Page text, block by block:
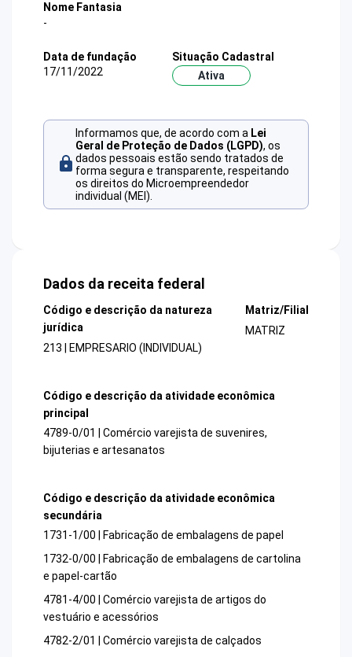
Nome Fantasia
-
Data de fundação
17/11/2022
Situação Cadastral
Ativa
Informamos que, de acordo com a Lei
Geral de Proteção de Dados (LGPD), os
dados pessoais estão sendo tratados de
forma segura e transparente, respeitando
os direitos do Microempreendedor
individual (MEI).
Dados da receita federal
Código e descrição da natureza
jurídica
213 | EMPRESARIO (INDIVIDUAL)
Matriz/Filial
MATRIZ
Código e descrição da atividade econômica
principal
4789-0/01 | Comércio varejista de suvenires,
bijuterias e artesanatos
Código e descrição da atividade econômica
secundária
1731-1/00 | Fabricação de embalagens de papel
1732-0/00 | Fabricação de embalagens de cartolina
e papel-cartão
4781-4/00 | Comércio varejista de artigos do
vestuário e acessórios
4782-2/01 | Comércio varejista de calçados